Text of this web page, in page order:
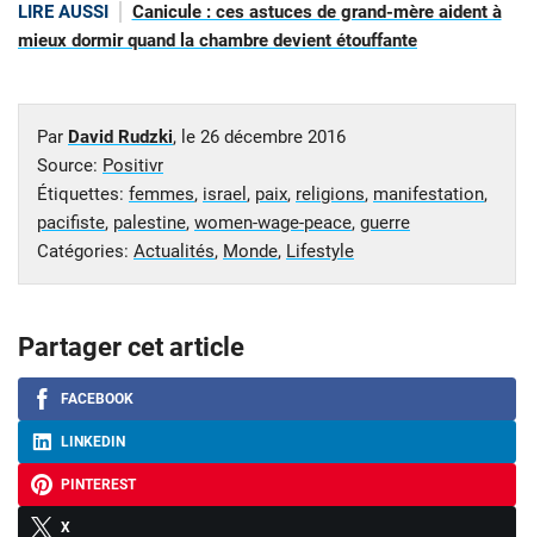
LIRE AUSSI
Canicule : ces astuces de grand-mère aident à
mieux dormir quand la chambre devient étouffante
Par David Rudzki, le 26 décembre 2016
Source: Positivr
Étiquettes: femmes, israel , paix, religions, manifestation,
pacifiste, palestine, women-wage-peace, guerre
Catégories: Actualités, Monde, Lifestyle
Partager cet article
FACEBOOK
LINKEDIN
PINTEREST
X